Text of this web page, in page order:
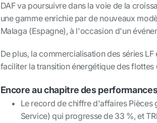
DAF va poursuivre dans la voie de la
une gamme enrichie par de nouveaux
Malaga (Espagne), à l'occasion d'un
De plus, la commercialisation des séries
faciliter la transition énergétique des flottes
Encore au chapitre des
Le record de chiffre d'affaires Pièces
Service) qui progresse de 33 %, et